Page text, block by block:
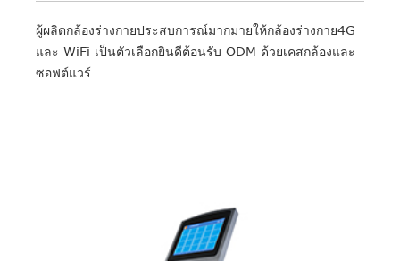
ผู้ผลิตกล้องร่างกายประสบการณ์มากมายให้กล้องร่างกาย4G
และ WiFi เป็นตัวเลือกยินดีต้อนรับ ODM ด้วยเคสกล้องและ
ซอฟต์แวร์